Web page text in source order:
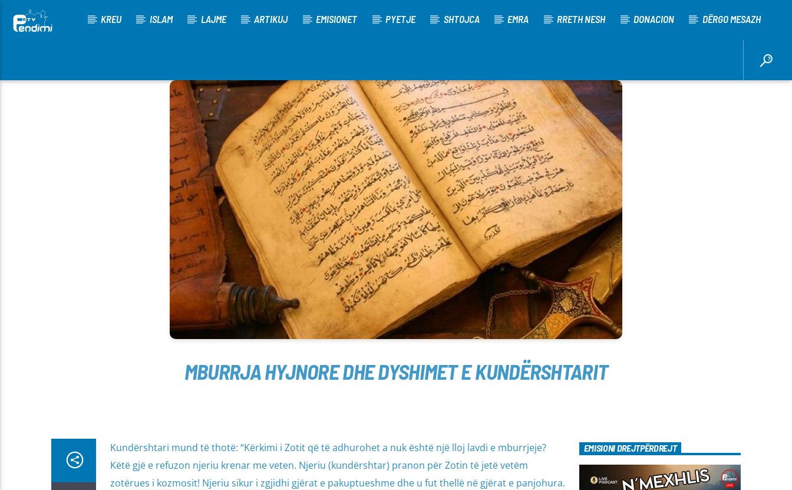
KREU ISLAM LAJME ARTIKUJ EMISIONET PYETJE SHTOJCA EMRA RRETH NESH DONACION DËRGO MESAZH
[There are no radio stations in the database]
MBURRJA HYJNORE DHE DYSHIMET E KUNDËRSHTARIT
Kundërshtari mund të thotë: “Kërkimi i Zotit që të adhurohet a nuk është një lloj lavdi e mburrjeje?
Këtë gjë e refuzon njeriu krenar me veten. Njeriu (kundërshtar) pranon për Zotin të jetë vetëm
zotërues i kozmosit! Njeriu sikur i zgjidhi gjërat e pakuptueshme dhe u fut thellë në gjërat e panjohura.
EMISIONI DREJTPËRDREJT